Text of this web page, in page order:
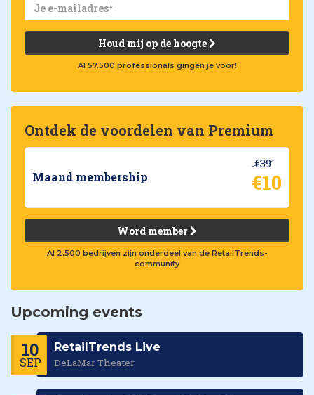
Houd mij op de hoogte
Al 57.500 professionals gingen je voor!
Ontdek de voordelen van Premium
Maand membership
€39
€10
Word member
Al 2.500 bedrijven zijn onderdeel van de RetailTrends-
community
Upcoming events
10
SEP
RetailTrends Live
DeLaMar Theater